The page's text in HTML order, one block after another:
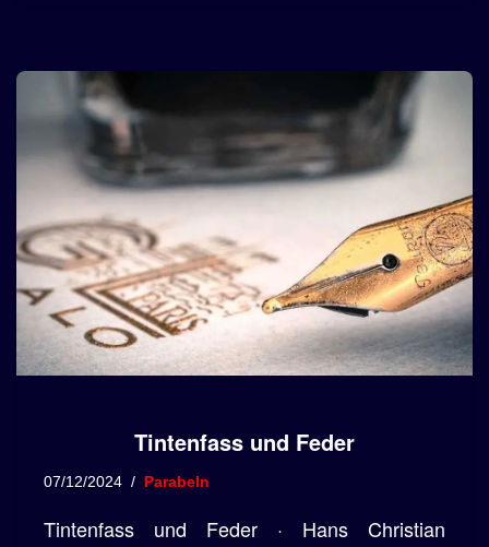
Tintenfass und Feder
07/12/2024 Parabeln
Tintenfass und Feder · Hans Christian